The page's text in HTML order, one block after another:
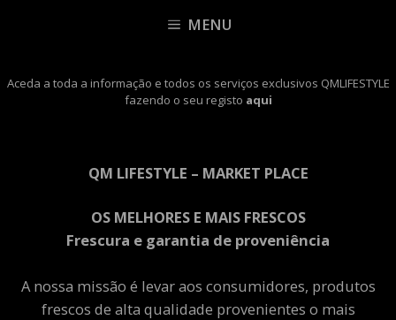
MENU
Aceda a toda a informação e todos os serviços exclusivos QMLIFESTYLE
fazendo o seu registo aqui
QM LIFESTYLE – MARKET PLACE
OS MELHORES E MAIS FRESCOS
Frescura e garantia de proveniência
A nossa missão é levar aos consumidores, produtos
frescos de alta qualidade provenientes o mais